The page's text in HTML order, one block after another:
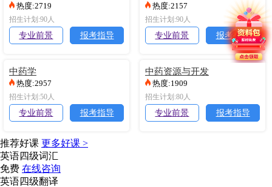
江西中医药大学 查看详细>>
热度:2719
招生计划:90人
专业前景 报考指导
热度:2157
招生计划:90人
专业前景 报考指导
中药学
热度:2957
招生计划:50人
专业前景 报考指导
中药资源与开发
热度:1909
招生计划:80人
专业前景 报考指导
推荐好课 更多好课 >
英语四级词汇
免费 在线咨询
英语四级翻译